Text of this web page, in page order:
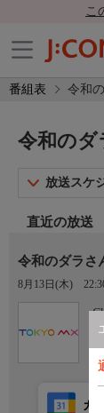
こ
番組表 令和
令和の
放送スケ
直近の放送
令和のダラさ
8月13日(木)
カ